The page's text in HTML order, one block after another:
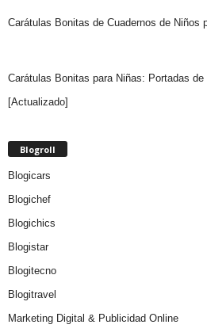
Carátulas Bonitas de Cuadernos de Niños
Carátulas Bonitas para Niñas: Portadas
[Actualizado]
Blogroll
Blogicars
Blogichef
Blogichics
Blogistar
Blogitecno
Blogitravel
Marketing Digital & Publicidad Online